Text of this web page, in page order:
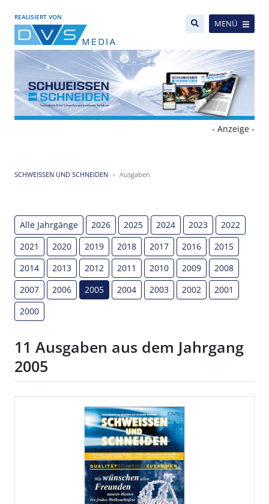
REALISIERT VON
MENÜ
- Anzeige -
SCHWEISSEN UND SCHNEIDEN Ausgaben
Alle Jahrgänge 2026 2025 2024 2023
2022
2021
2020 2019 2018 2017 2016
2015
2014
2013 2012 2011 2010 2009
2008
2007
2006 2005 2004 2003 2002
2001
2000
11 Ausgaben aus dem Jahrgang
2005